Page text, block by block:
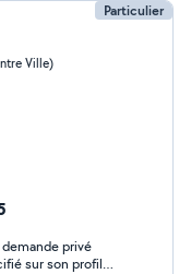
Particulier
Ville)
privé
sur son profil